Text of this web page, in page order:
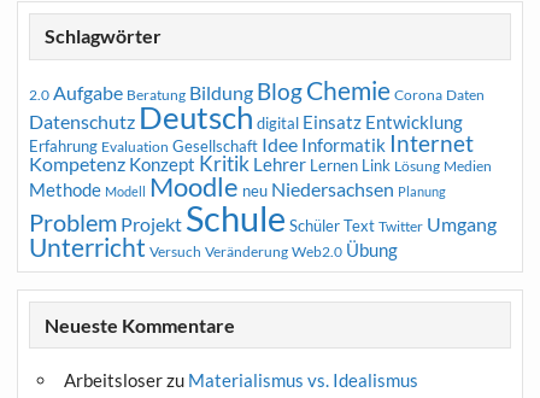
Schlagwörter
2.0 Aufgabe Beratung Bildung BlogChemie Corona Daten
Datenschutz Deutsch digital Einsatz Entwicklung
Erfahrung Evaluation Gesellschaft Idee Informatik Internet
Kompetenz Konzept Kritik Lehrer Lernen Link Lösung Medien
Methode Modell Moodle neu Niedersachsen Planung
Problem Projekt Schule Schüler Text Twitter Umgang
Unterricht Versuch Veränderung Web2.0 Übung
Neueste Kommentare
Arbeitsloserzu Materialismus vs. Idealismus